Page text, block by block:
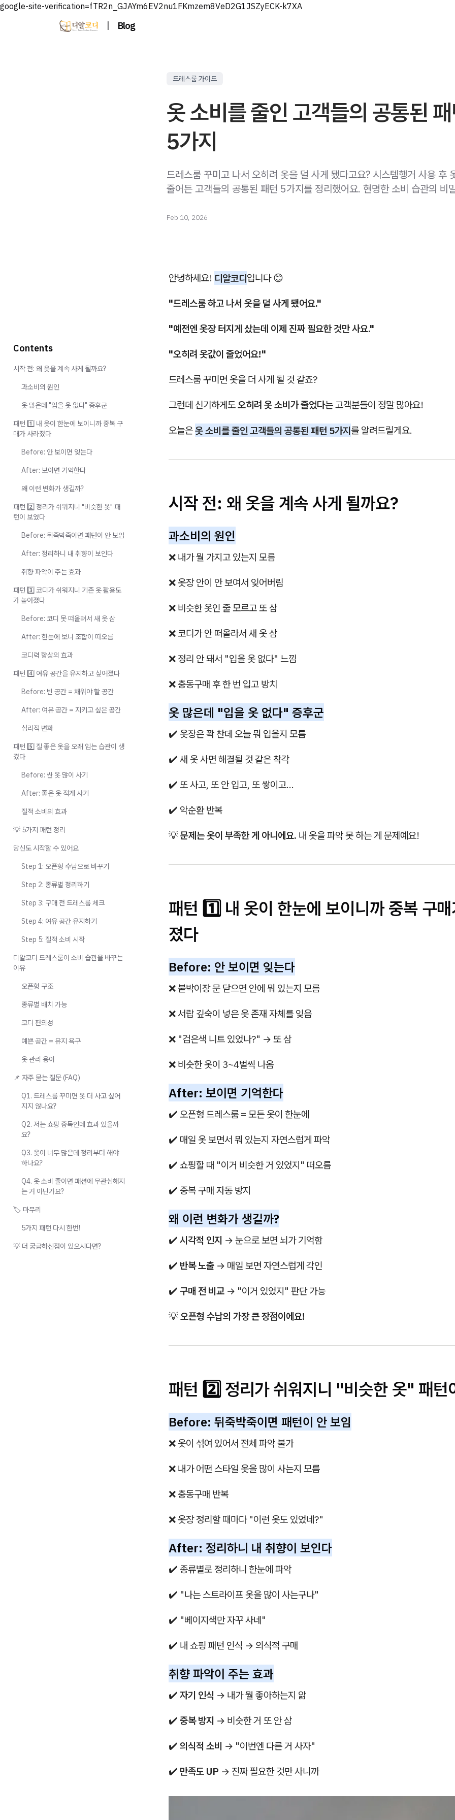
google-site-verification=fTR2n_GJAYm6EV2nu1FKmzem8VeD2G1JSZyECK-k7XA
| Blog
드레스룸 가이드
옷 소비를 줄인 고객들의 공통된
5가지
드레스룸 꾸미고 나서 오히려 옷을 덜 사게 됐다고요? 시스템행거 사용 후
줄어든 고객들의 공통된 패턴 5가지를 정리했어요. 현명한 소비 습관의 비
Feb 10, 2026
안녕하세요! 디알코디입니다 😊
"드레스룸 하고 나서 옷을 덜 사게 됐어요."
"예전엔 옷장 터지게 샀는데 이제 진짜 필요한 것만 사요."
"오히려 옷값이 줄었어요!"
드레스룸 꾸미면 옷을 더 사게 될 것 같죠?
그런데 신기하게도오히려 옷 소비가 줄었다는 고객분들이 정말 많아요!
오늘은옷 소비를 줄인 고객들의 공통된 패턴 5가지를 알려드릴게요.
시작 전: 왜 옷을 계속 사게 될까요?
과소비의 원인
❌ 내가 뭘 가지고 있는지 모름
❌ 옷장 안이 안 보여서 잊어버림
❌ 비슷한 옷인 줄 모르고 또 삼
❌ 코디가 안 떠올라서 새 옷 삼
❌ 정리 안 돼서 "입을 옷 없다" 느낌
❌ 충동구매 후 한 번 입고 방치
옷 많은데 "입을 옷 없다" 증후군
✔️ 옷장은 꽉 찬데 오늘 뭐 입을지 모름
✔️ 새 옷 사면 해결될 것 같은 착각
✔️ 또 사고, 또 안 입고, 또 쌓이고...
✔️ 악순환 반복
💡문제는 옷이 부족한 게 아니에요. 내 옷을 파악 못 하는 게 문제예요!
패턴 1️⃣ 내 옷이 한눈에 보이니까 중복 구
졌다
Before: 안 보이면 잊는다
❌ 붙박이장 문 닫으면 안에 뭐 있는지 모름
❌ 서랍 깊숙이 넣은 옷 존재 자체를 잊음
❌ "검은색 니트 있었나?" → 또 삼
❌ 비슷한 옷이 3~4벌씩 나옴
After: 보이면 기억한다
✔️ 오픈형 드레스룸 = 모든 옷이 한눈에
✔️ 매일 옷 보면서 뭐 있는지 자연스럽게 파악
✔️ 쇼핑할 때 "이거 비슷한 거 있었지" 떠오름
✔️ 중복 구매 자동 방지
왜 이런 변화가 생길까?
✔️ 시각적 인지 → 눈으로 보면 뇌가 기억함
✔️ 반복 노출 → 매일 보면 자연스럽게 각인
✔️ 구매 전 비교 → "이거 있었지" 판단 가능
💡오픈형 수납의 가장 큰 장점이에요!
패턴 2️⃣ 정리가 쉬워지니 "비슷한 옷" 패턴
Before: 뒤죽박죽이면 패턴이 안 보임
❌ 옷이 섞여 있어서 전체 파악 불가
❌ 내가 어떤 스타일 옷을 많이 사는지 모름
❌ 충동구매 반복
❌ 옷장 정리할 때마다 "이런 옷도 있었네?"
After: 정리하니 내 취향이 보인다
✔️ 종류별로 정리하니 한눈에 파악
✔️ "나는 스트라이프 옷을 많이 사는구나"
✔️ "베이지색만 자꾸 사네"
✔️ 내 쇼핑 패턴 인식 → 의식적 구매
취향 파악이 주는 효과
✔️ 자기 인식 → 내가 뭘 좋아하는지 앎
✔️ 중복 방지 → 비슷한 거 또 안 삼
✔️ 의식적 소비 → "이번엔 다른 거 사자"
✔️ 만족도 UP → 진짜 필요한 것만 사니까
Contents
시작 전: 왜 옷을 계속 사게 될까요?
과소비의 원인
옷 많은데 "입을 옷 없다" 증후군
패턴 1️⃣ 내 옷이 한눈에 보이니까 중복 구
매가 사라졌다
Before: 안 보이면 잊는다
After: 보이면 기억한다
왜 이런 변화가 생길까?
패턴 2️⃣ 정리가 쉬워지니 "비슷한 옷" 패
턴이 보였다
Before: 뒤죽박죽이면 패턴이 안 보임
After: 정리하니 내 취향이 보인다
취향 파악이 주는 효과
패턴 3️⃣ 코디가 쉬워지니 기존 옷 활용도
가 높아졌다
Before: 코디 못 떠올려서 새 옷 삼
After: 한눈에 보니 조합이 떠오름
코디력 향상의 효과
패턴 4️⃣ 여유 공간을 유지하고 싶어졌다
Before: 빈 공간 = 채워야 할 공간
After: 여유 공간 = 지키고 싶은 공간
심리적 변화
패턴 5️⃣ 질 좋은 옷을 오래 입는 습관이 생
겼다
Before: 싼 옷 많이 사기
After: 좋은 옷 적게 사기
질적 소비의 효과
💡 5가지 패턴 정리
당신도 시작할 수 있어요
Step 1: 오픈형 수납으로 바꾸기
Step 2: 종류별 정리하기
Step 3: 구매 전 드레스룸 체크
Step 4: 여유 공간 유지하기
Step 5: 질적 소비 시작
디알코디 드레스룸이 소비 습관을 바꾸는
이유
오픈형 구조
종류별 배치 가능
코디 편의성
예쁜 공간 = 유지 욕구
옷 관리 용이
📌 자주 묻는 질문 (FAQ)
Q1. 드레스룸 꾸미면 옷 더 사고 싶어
지지 않나요?
Q2. 저는 쇼핑 중독인데 효과 있을까
요?
Q3. 옷이 너무 많은데 정리부터 해야
하나요?
Q4. 옷 소비 줄이면 패션에 무관심해지
는 거 아닌가요?
🏷️ 마무리
5가지 패턴 다시 한번!
💡 더 궁금하신점이 있으시다면?